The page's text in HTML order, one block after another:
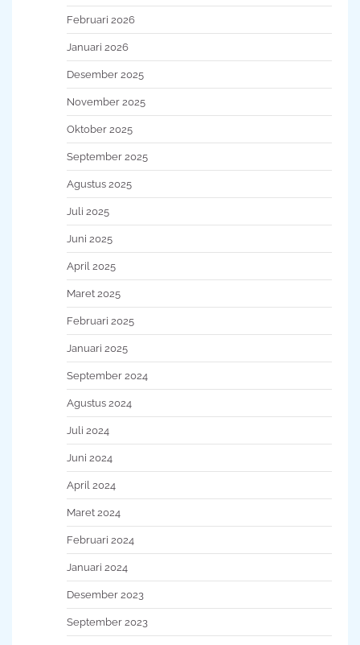
Februari 2026
Januari 2026
Desember 2025
November 2025
Oktober 2025
September 2025
Agustus 2025
Juli 2025
Juni 2025
April 2025
Maret 2025
Februari 2025
Januari 2025
September 2024
Agustus 2024
Juli 2024
Juni 2024
April 2024
Maret 2024
Februari 2024
Januari 2024
Desember 2023
September 2023